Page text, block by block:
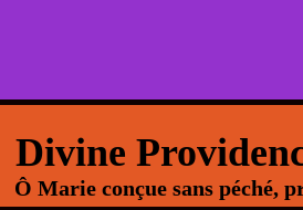
Divine
Ô Marie conçue sans péché,